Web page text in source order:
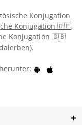
Konjugation
Konjugation 🇩🇪,
Konjugation 🇬🇧
).